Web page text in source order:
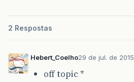
2 Respostas
Hebert_Coelho29 de jul. de 2015
off topic *